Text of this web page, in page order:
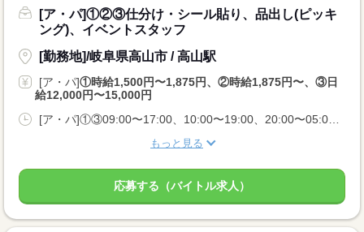
[ア・パ]①②③仕分け・シール貼り、品出し(ピッキ
ング)、イベントスタッフ
[勤務地]/岐阜県高山市 / 高山駅
[ア・パ]①時給1,500円〜1,875円、②時給1,875円〜、③日
給12,000円〜15,000円
[ア・パ]①③09:00〜17:00、10:00〜19:00、20:00〜05:00、②10:00〜06:00
もっと見る
応募する（バイトル求人）